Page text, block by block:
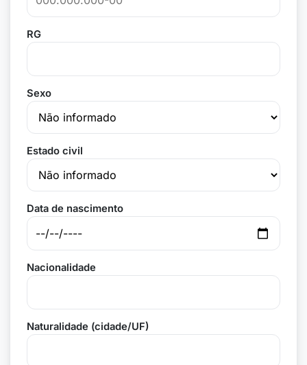
RG
Sexo
Estado civil
Data de nascimento
Nacionalidade
Naturalidade (cidade/UF)